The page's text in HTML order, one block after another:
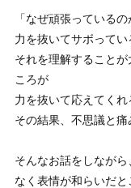
「なぜ頑張っている
力を抜いてサボってい
それを理解すること
ころが
力を抜いて応えてくれ
その結果、不思議と痛
そんなお話をしなが
なく表情が和らいだと